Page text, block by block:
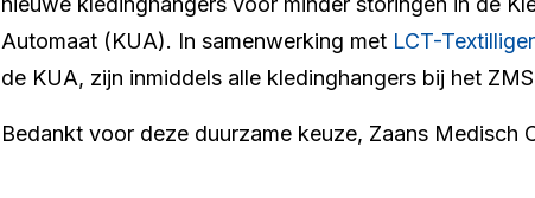
Automaat (KUA). In samenwerking met LCT-
de KUA, zijn inmiddels alle kledinghangers bij het
Bedankt voor deze duurzame keuze, Zaans Medisch